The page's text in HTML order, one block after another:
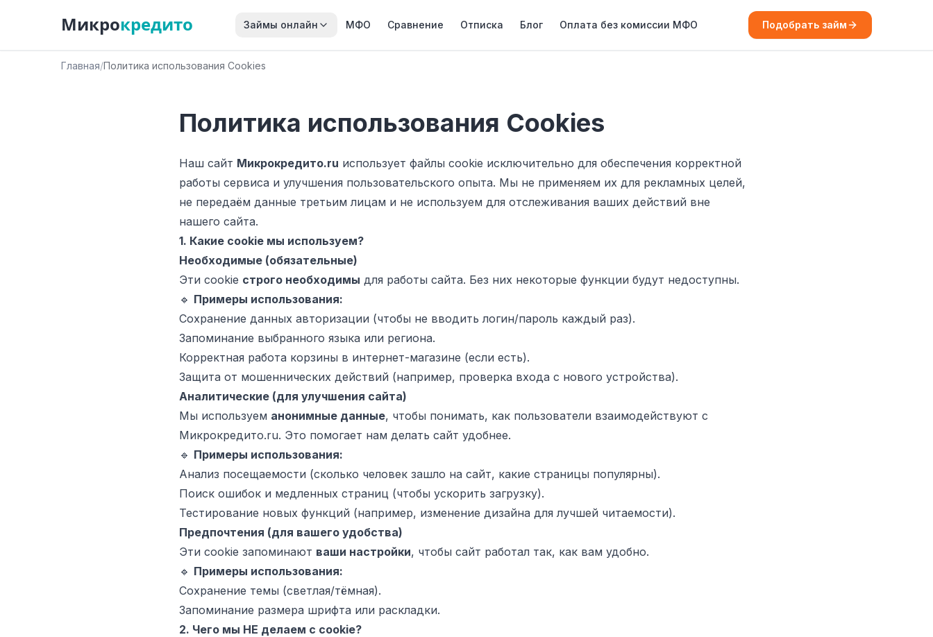
Микрокредито Займы онлайн МФО Сравнение Отписка Блог Оплата без комиссии МФО Подобрать займ
Главная/Политика использования Cookies
Политика использования Cookies
Наш сайт Микрокредито.ru использует файлы cookie исключительно для обеспечения корректной
работы сервиса и улучшения пользовательского опыта. Мы не применяем их для рекламных целей,
не передаём данные третьим лицам и не используем для отслеживания ваших действий вне
нашего сайта.
1. Какие cookie мы используем?
Необходимые (обязательные)
Эти cookie строго необходимы для работы сайта. Без них некоторые функции будут недоступны.
🔹 Примеры использования:
Сохранение данных авторизации (чтобы не вводить логин/пароль каждый раз).
Запоминание выбранного языка или региона.
Корректная работа корзины в интернет-магазине (если есть).
Защита от мошеннических действий (например, проверка входа с нового устройства).
Аналитические (для улучшения сайта)
Мы используем анонимные данные, чтобы понимать, как пользователи взаимодействуют с
Микрокредито.ru. Это помогает нам делать сайт удобнее.
🔹 Примеры использования:
Анализ посещаемости (сколько человек зашло на сайт, какие страницы популярны).
Поиск ошибок и медленных страниц (чтобы ускорить загрузку).
Тестирование новых функций (например, изменение дизайна для лучшей читаемости).
Предпочтения (для вашего удобства)
Эти cookie запоминают ваши настройки, чтобы сайт работал так, как вам удобно.
🔹 Примеры использования:
Сохранение темы (светлая/тёмная).
Запоминание размера шрифта или раскладки.
2. Чего мы НЕ делаем с cookie?